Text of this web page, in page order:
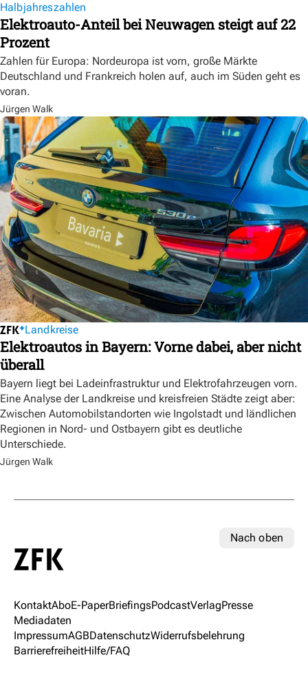
Halbjahreszahlen
Elektroauto-Anteil bei Neuwagen steigt auf 22
Prozent
Zahlen für Europa: Nordeuropa ist vorn, große Märkte
Deutschland und Frankreich holen auf, auch im Süden geht es
voran.
Jürgen Walk
Landkreise
Elektroautos in Bayern: Vorne dabei, aber nicht
überall
Bayern liegt bei Ladeinfrastruktur und Elektrofahrzeugen vorn.
Eine Analyse der Landkreise und kreisfreien Städte zeigt aber:
Zwischen Automobilstandorten wie Ingolstadt und ländlichen
Regionen in Nord- und Ostbayern gibt es deutliche
Unterschiede.
Jürgen Walk
Nach oben
KontaktAboE-PaperBriefingsPodcastVerlagPresse
Mediadaten
ImpressumAGBDatenschutzWiderrufsbelehrung
BarrierefreiheitHilfe/FAQ